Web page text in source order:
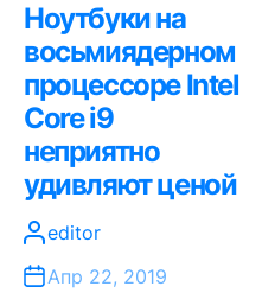
Ноутбуки на
восьмиядерном
процессоре Intel
Core i9
неприятно
удивляют ценой
editor
Апр 22, 2019